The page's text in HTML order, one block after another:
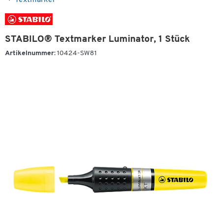
STABILO® Textmarker Luminator, 1 Stück
Artikelnummer: 10424-SW81